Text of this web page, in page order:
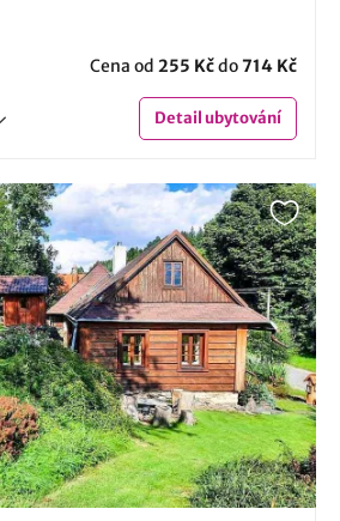
Cena od 255 Kčdo714 Kč
Detailubytování